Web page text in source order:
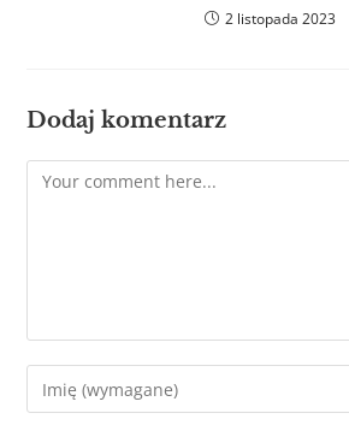
2 listopada 2023
Dodaj komentarz